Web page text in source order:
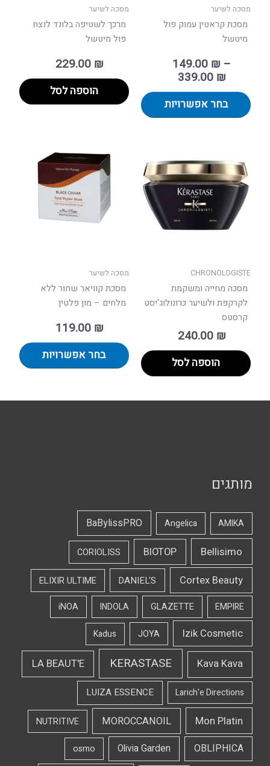
מסכה לשיער
מסכת קראטין עמוק פול
מיטשל
149.00 ₪ –
339.00 ₪
בחר אפשרויות
בעמוד
המוצר
מסכה לשיער
מרכך לשטיפה בלונד לנצח
פול מיטשל
229.00 ₪
הוספה לסל
CHRONOLOGISTE
מסכה מחייה ומשקמת
לקרקפת ולשיער כרונולוג'יסט
קרסטס
240.00 ₪
הוספה לסל
מסכה לשיער
מסכת קוויאר שחור ללא
מלחים – מון פלטין
119.00 ₪
בחר אפשרויות
מותגים
AMIKA
Angelica
BaBylissPRO
Bellisimo
BIOTOP
CORIOLISS
Cortex Beauty
DANIEL'S
ELIXIR ULTIME
EMPIRE
GLAZETTE
INDOLA
iNOA
Izik Cosmetic
JOYA
Kadus
Kava Kava
KERASTASE
LA BEAUT'E
Larich'e Directions
LUIZA ESSENCE
Mon Platin
MOROCCANOIL
NUTRITIVE
OBLIPHICA
Olivia Garden
osmo